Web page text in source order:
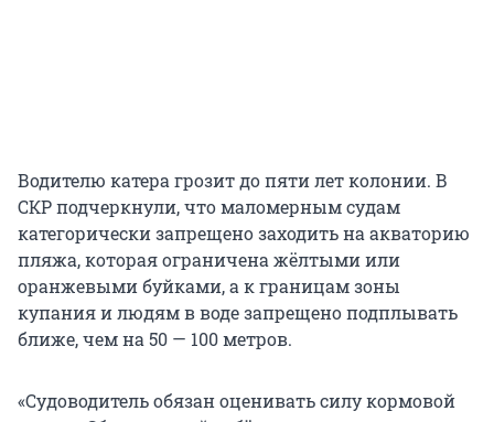
Водителю катера грозит до пяти лет колонии. В
СКР подчеркнули, что маломерным судам
категорически запрещено заходить на акваторию
пляжа, которая ограничена жёлтыми или
оранжевыми буйками, а к границам зоны
купания и людям в воде запрещено подплывать
ближе, чем на 50 — 100 метров.
«Судоводитель обязан оценивать силу кормовой